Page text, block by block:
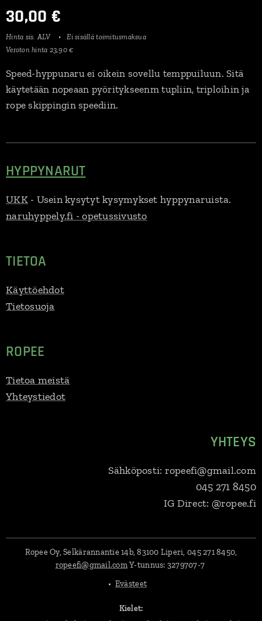
30,00 €
Hinta sis. ALV
Ei sisällä toimitusmaksua
Veroton hinta 23,90 €
Speed-hyppunaru ei oikein sovellu temppuiluun. Sitä
käytetään nopeaan pyöritykseenm tupliin, triploihin ja
rope skippingin speediin.
HYPPYNARUT
UKK- Usein kysytyt kysymykset hyppynaruista.
naruhyppely.fi - opetussivusto
TIETOA
Käyttöehdot
Tietosuoja
ROPEE
Tietoa meistä
Yhteystiedot
YHTEYS
Sähköposti: ropeefi@gmail.com
045 271 8450
IG Direct: @ropee.fi
Ropee Oy, Selkärannantie 14b, 83100 Liperi, 045 271 8450,
ropeefi@gmail.comY-tunnus: 3279707-7
Evästeet
Kielet